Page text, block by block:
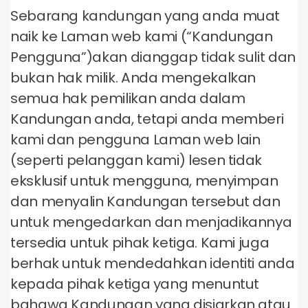
Sebarang kandungan yang anda muat
naik ke Laman web kami (“Kandungan
Pengguna”)akan dianggap tidak sulit dan
bukan hak milik. Anda mengekalkan
semua hak pemilikan anda dalam
Kandungan anda, tetapi anda memberi
kami dan pengguna Laman web lain
(seperti pelanggan kami) lesen tidak
eksklusif untuk mengguna, menyimpan
dan menyalin Kandungan tersebut dan
untuk mengedarkan dan menjadikannya
tersedia untuk pihak ketiga. Kami juga
berhak untuk mendedahkan identiti anda
kepada pihak ketiga yang menuntut